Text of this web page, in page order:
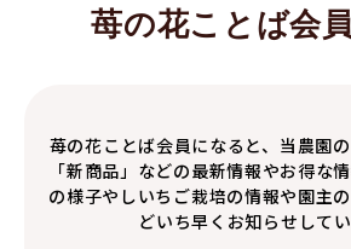
苺の花ことば会
苺の花ことば会員になると、当農園
「新商品」などの最新情報やお得な
の様子やしいちご栽培の情報や園主
どいち早くお知らせしてい